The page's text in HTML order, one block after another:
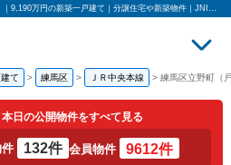
練馬区立野町（戸建）02 東京都練馬区立野町 ｜9,190万円の新築一戸建て｜分譲住宅や新築物件｜JNIプロパティーズ株式会社
て > 練馬区 > ＪＲ中央本線 > 練馬区立野町（
本日の公開物件をすべて見る
132件 会員物件 9612件